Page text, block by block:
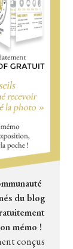
du blog
mémo !
conçus